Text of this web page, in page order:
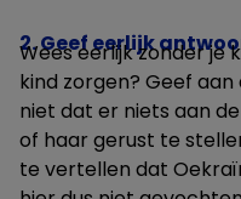
2. Geef eerlijk
Wees eerlijk zonder je
kind zorgen? Geef
niet dat er niets aan
of haar gerust te
te vertellen dat